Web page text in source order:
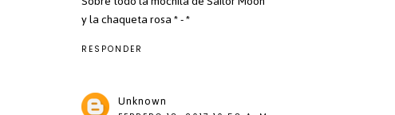
y la chaqueta rosa * - *
RESPONDER
Unknown